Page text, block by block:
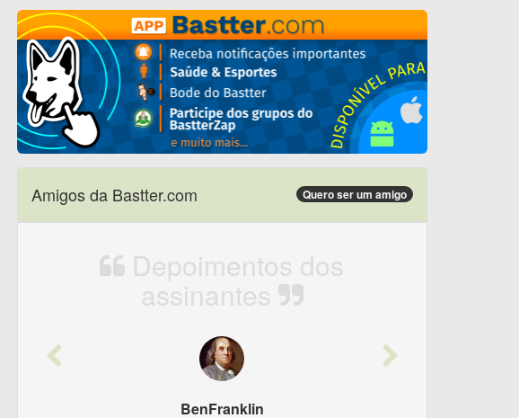
Amigos da Bastter.com Quero ser um amigo
Depoimentos dos
assinantes
Previous
BenFranklin